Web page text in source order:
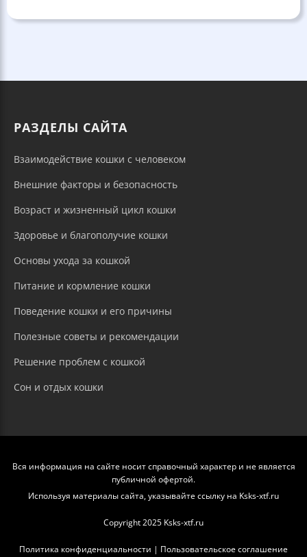
РАЗДЕЛЫ САЙТА
Взаимодействие кошки с человеком
Внешние факторы и безопасность
Возраст и жизненный цикл кошки
Здоровье и благополучие кошки
Основы ухода за кошкой
Питание и кормление кошки
Поведение кошки и его причины
Полезные советы и рекомендации
Решение проблем с кошкой
Сон и отдых кошки
Вся информация на сайте носит справочный характер и не является
публичной офертой.
Используя материалы сайта, указывайте ссылку на Ksks-xtf.ru
Copyright 2025 Ksks-xtf.ru
Политика конфиденциальности | Пользовательское соглашение